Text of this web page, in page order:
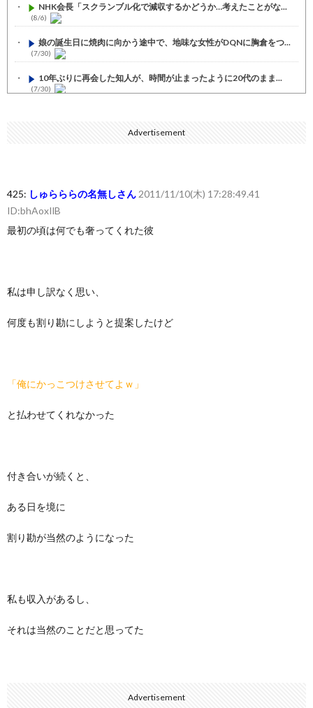
NHK会長「スクランブル化で減収するかどうか…考えたことがな...
(8/6)
娘の誕生日に焼肉に向かう途中で、地味な女性がDQNに胸倉をつ...
(7/30)
10年ぶりに再会した知人が、時間が止まったように20代のまま...
(7/30)
いきなり円高
【セール】Apple Apple Watch、iPhoneや...
可愛い彼女が部屋に入ってきた。もしかしてニンジャ？→スタイリ...
Powered by livedoor 相互RSS
Advertisement
425: しゅらららの名無しさん 2011/11/10(木) 17:28:49.41
ID:bhAoxIlB
最初の頃は何でも奢ってくれた彼
私は申し訳なく思い、
何度も割り勘にしようと提案したけど
「俺にかっこつけさせてよｗ」
と払わせてくれなかった
付き合いが続くと、
ある日を境に
割り勘が当然のようになった
私も収入があるし、
それは当然のことだと思ってた
Advertisement